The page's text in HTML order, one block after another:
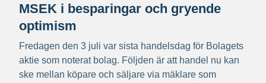
MSEK i besparingar och gryende
optimism
Fredagen den 3 juli var sista handelsdag för Bolagets
aktie som noterat bolag. Följden är att handel nu kan
ske mellan köpare och säljare via mäklare som